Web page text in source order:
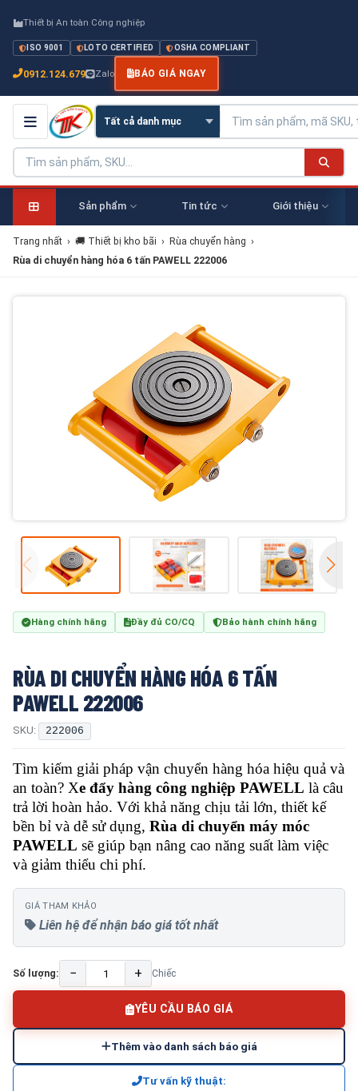
Thiết bị An toàn Công nghiệp
ISO 9001 LOTO CERTIFIED OSHA COMPLIANT
0912.124.679 Zalo BÁO GIÁ NGAY
Sản phẩm Tin tức Giới thiệu
Trang nhất › 🚚 Thiết bị kho bãi › Rùa chuyển hàng ›
Rùa di chuyển hàng hóa 6 tấn PAWELL 222006
Hàng chính hãng Đầy đủ CO/CQ Bảo hành chính hãng
RÙA DI CHUYỂN HÀNG HÓA 6 TẤN
PAWELL 222006
SKU: 222006
Tìm kiếm giải pháp vận chuyển hàng hóa hiệu quả và
an toàn? Xe đẩy hàng công nghiệp PAWELL là câu
trả lời hoàn hảo. Với khả năng chịu tải lớn, thiết kế
bền bỉ và dễ sử dụng, Rùa di chuyển máy móc
PAWELL sẽ giúp bạn nâng cao năng suất làm việc
và giảm thiểu chi phí.
GIÁ THAM KHẢO
Liên hệ để nhận báo giá tốt nhất
Số lượng: − + Chiếc
YÊU CẦU BÁO GIÁ
Thêm vào danh sách báo giá
Tư vấn kỹ thuật: